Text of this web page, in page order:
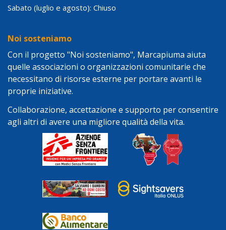
Sabato (luglio e agosto): Chiuso
Noi sosteniamo
Con il progetto "Noi sosteniamo", Marcapiuma aiuta
quelle associazioni o organizzazioni comunitarie che
necessitano di risorse esterne per portare avanti le
proprie iniziative.
Collaborazione, accettazione e supporto per consentire
agli altri di avere una migliore qualità della vita.